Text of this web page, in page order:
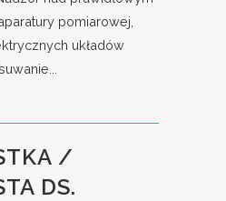
pomiarowej,
układów
/
DS.